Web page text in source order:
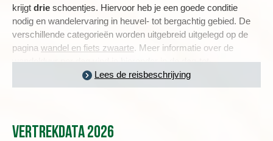
krijgt drie schoentjes. Hiervoor heb je een goede conditie
nodig en wandelervaring in heuvel- tot bergachtig gebied. De
verschillende categorieën worden uitgebreid uitgelegd op de
pagina wandel en fiets zwaarte. Meer informatie over de
wandelduur per dag vind je hieronder in de dag-tot-
dagbeschrijving en een toelichting over de zwaarte van deze
reis lees je inde praktische informatie.
BONASSOLA, WANDELEN LANGS KLEURRIJKE DORPEN
Lees de reisbeschrijving
Vertrekdata 2026